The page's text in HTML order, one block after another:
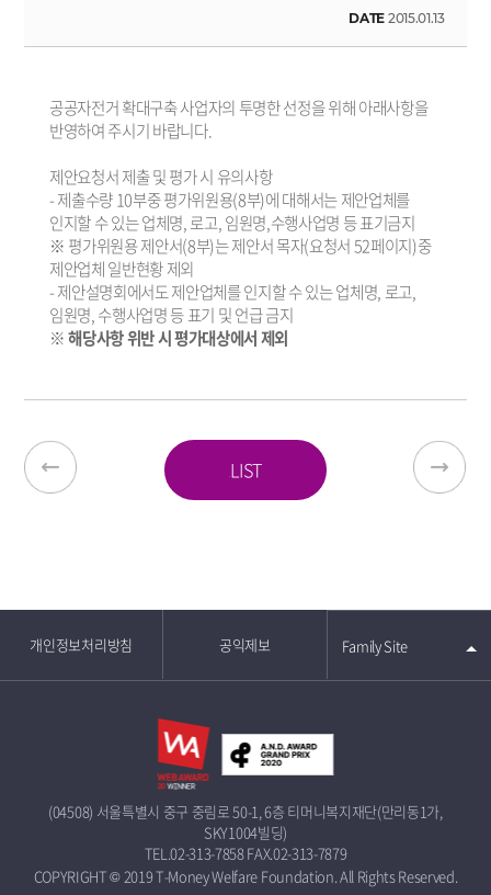
DATE 2015.01.13
공공자전거 확대구축 사업자의 투명한 선정을 위해 아래사항을
반영하여 주시기 바랍니다.
제안요청서 제출 및 평가 시 유의사항
- 제출수량 10부중 평가위원용(8부)에 대해서는 제안업체를
인지할 수 있는 업체명, 로고, 임원명,수행사업명 등 표기금지
※ 평가위원용 제안서(8부)는 제안서 목자(요청서 52페이지)중
제안업체 일반현황 제외
- 제안설명회에서도 제안업체를 인지할 수 있는 업체명, 로고,
임원명, 수행사업명 등 표기 및 언급 금지
※해당사항 위반 시 평가대상에서 제외
LIST
개인정보처리방침 공익제보 Family Site
(04508) 서울특별시 중구 중림로 50-1, 6층 티머니복지재단(만리동1가,
SKY1004빌딩)
TEL.02-313-7858FAX.02-313-7879
COPYRIGHT © 2019 T-Money Welfare Foundation. All Rights Reserved.